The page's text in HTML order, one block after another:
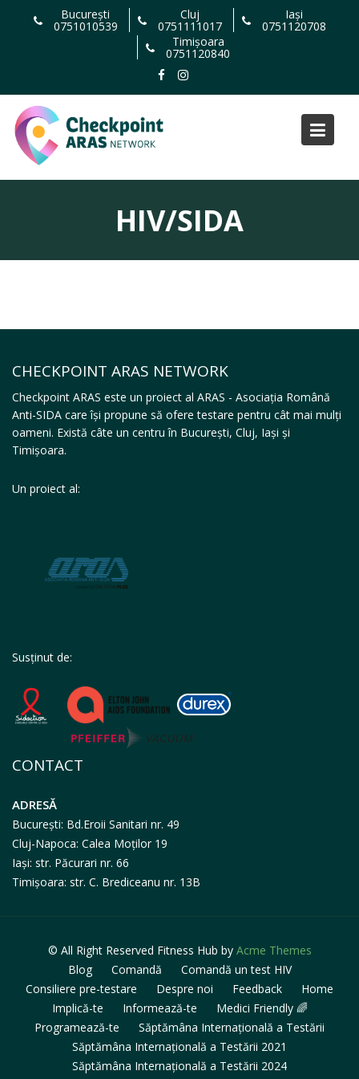
București
0751010539
Cluj
0751111017
Iași
0751120708
Timișoara
0751120840
HIV/SIDA
CHECKPOINT ARAS NETWORK
Checkpoint ARAS este un proiect al ARAS - Asociația Română
Anti-SIDA care își propune să ofere testare pentru cât mai mulți
oameni. Există câte un centru în București, Cluj, Iași și
Timișoara.
Un proiect al:
Susținut de:
CONTACT
ADRESĂ
București: Bd.Eroii Sanitari nr. 49
Cluj-Napoca: Calea Moților 19
Iași: str. Păcurari nr. 66
Timișoara: str. C. Brediceanu nr. 13B
© All Right Reserved Fitness Hub by Acme Themes
Blog
Comandă
Comandă un test HIV
Consiliere pre-testare
Despre noi Feedback
Home
Implică-te
Informează-te
Medici Friendly 🌈
Programează-te
Săptămâna Internațională a Testării
Săptămâna Internațională a Testării 2021
Săptămâna Internațională a Testării 2024